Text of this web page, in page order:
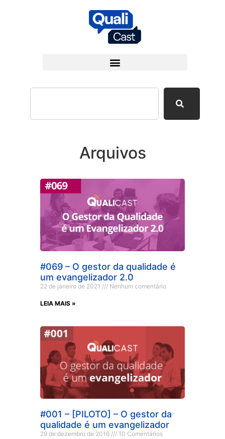
Arquivos
#069 – O gestor da qualidade é
um evangelizador 2.0
22 de janeiro de 2021 Nenhum comentário
LEIA MAIS »
#001 – [PILOTO] – O gestor da
qualidade é um evangelizador
29 de dezembro de 2016 10 Comentários